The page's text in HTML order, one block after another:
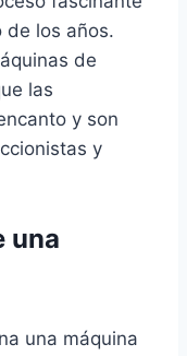
de los años.
de
las
y son
y
una
una máquina